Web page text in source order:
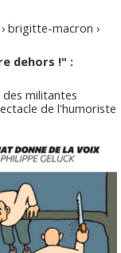
brigitte-macron ›
dehors !" :
militantes
de l'humoriste